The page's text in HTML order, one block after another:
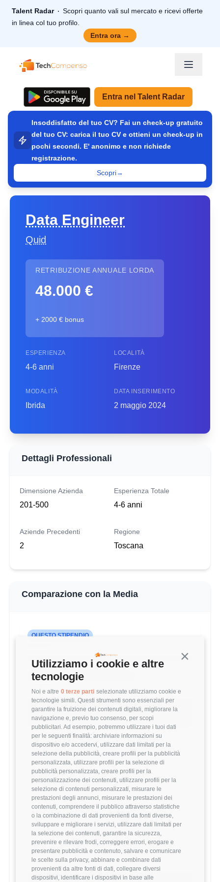
Continua
Utilizziamo i cookie e altre
tecnologie
Noi e altre 0 terze parti selezionate utilizziamo cookie e
tecnologie simili. Questi strumenti sono essenziali per
garantire la fruizione dei contenuti digitali, migliorare la
navigazione e, previo tuo consenso, per scopi
pubblicitari. Ad esempio, potremmo utilizzare i tuoi dati
per le seguenti finalità: archiviare informazioni su
dispositivo e/o accedervi, utilizzare dati limitati per la
selezione della pubblicità, creare profili per la pubblicità
personalizzata, utilizzare profili per la selezione di
pubblicità personalizzata, creare profili per la
personalizzazione dei contenuti, utilizzare profili per la
selezione di contenuti personalizzati, misurare le
prestazioni degli annunci, misurare le prestazioni dei
contenuti, comprendere il pubblico attraverso statistiche
o la combinazione di dati provenienti da fonti diverse,
sviluppare e migliorare i servizi, utilizzare dati limitati per
la selezione dei contenuti, garantire la sicurezza,
prevenire e rilevare frodi, correggere errori, erogare e
presentare pubblicità e contenuto, salvare e comunicare
le scelte sulla privacy, abbinare e combinare dati
provenienti da altre fonti di dati, collegare diversi
dispositivi, identificare i dispositivi in base alle
Talent Radar
Scopri quanto vali sul mercato e ricevi offerte
in linea col tuo profilo.
Entra ora →
TechCompenso
Entra nel Talent Radar
Insoddisfatto del tuo CV? Fai un check-up gratuito
del tuo CV: carica il tuo CV e ottieni un check-up in
pochi secondi. E' anonimo e non richiede
registrazione.
Scopri→
Data Engineer
Quid
RETRIBUZIONE ANNUALE LORDA
48.000 €
+ 2000 € bonus
ESPERIENZA
4-6 anni
LOCALITÀ
Firenze
MODALITÀ
Ibrida
DATA INSERIMENTO
2 maggio 2024
Dettagli Professionali
Dimensione Azienda
201-500
Esperienza Totale
4-6 anni
Aziende Precedenti
2
Regione
Toscana
Comparazione con la Media
QUESTO STIPENDIO
MEDIA DATA ENGINEER (4-6 ANNI)
Questo stipendio è al70° percentile
+6.86% rispetto alla media
Statistiche
Campione
1491 stipendi
Esperienza
4-6 anni